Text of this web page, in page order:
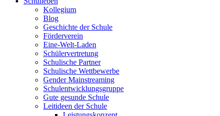
Kollegium
Blog
Geschichte der Schule
Förderverein
Eine-Welt-Laden
Schülervertretung
Schulische Partner
Schulische Wettbewerbe
Gender Mainstreaming
Schulentwicklungsgruppe
Gute gesunde Schule
Leitideen der Schule